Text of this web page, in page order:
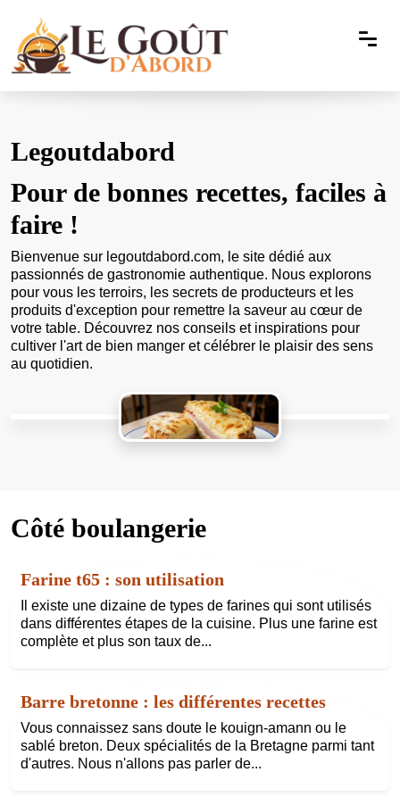
Legoutdabord
Pour de bonnes recettes, faciles à
faire !
Bienvenue sur legoutdabord.com, le site dédié aux
passionnés de gastronomie authentique. Nous explorons
pour vous les terroirs, les secrets de producteurs et les
produits d'exception pour remettre la saveur au cœur de
votre table. Découvrez nos conseils et inspirations pour
cultiver l'art de bien manger et célébrer le plaisir des sens
au quotidien.
Côté boulangerie
Farine t65 : son utilisation
Il existe une dizaine de types de farines qui sont utilisés
dans différentes étapes de la cuisine. Plus une farine est
complète et plus son taux de...
Barre bretonne : les différentes recettes
Vous connaissez sans doute le kouign-amann ou le
sablé breton. Deux spécialités de la Bretagne parmi tant
d'autres. Nous n'allons pas parler de...